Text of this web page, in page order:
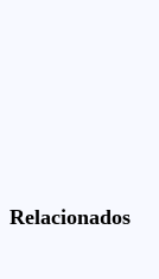
Relacionados